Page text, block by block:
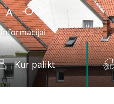
Informācijai
Kur palikt